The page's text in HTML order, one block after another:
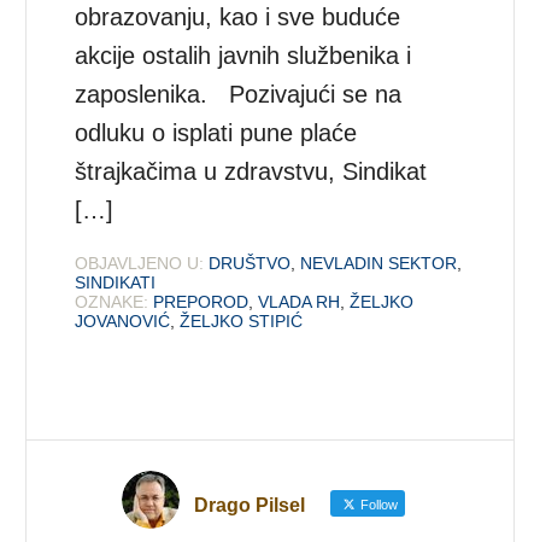
obrazovanju, kao i sve buduće
akcije ostalih javnih službenika i
zaposlenika. Pozivajući se na
odluku o isplati pune plaće
štrajkačima u zdravstvu, Sindikat
[…]
OBJAVLJENO U: DRUŠTVO NEVLADIN SEKTOR
SINDIKATI
OZNAKE: PREPOROD ,VLADA RH ,ŽELJKO
JOVANOVIĆ ,ŽELJKO STIPIĆ
Drago Pilsel Follow